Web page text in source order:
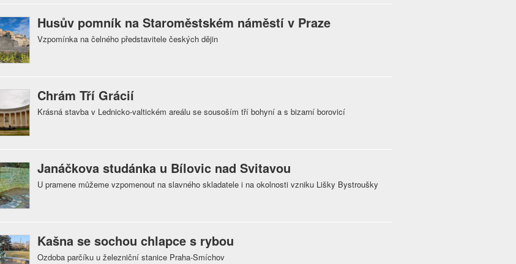
Husův pomník na Staroměstském náměstí v Praze
Vzpomínka na čelného představitele českých dějin
Chrám Tří Grácií
Krásná stavba v Lednicko-valtickém areálu se sousoším tří bohyní a s bizarní borovicí
Janáčkova studánka u Bílovic nad Svitavou
U pramene můžeme vzpomenout na slavného skladatele i na okolnosti vzniku Lišky Bystroušky
Kašna se sochou chlapce s rybou
Ozdoba parčíku u železniční stanice Praha-Smíchov